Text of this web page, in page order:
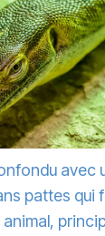
avec
pattes qui